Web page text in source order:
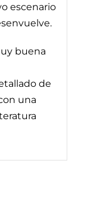
escenario
buena
de
una